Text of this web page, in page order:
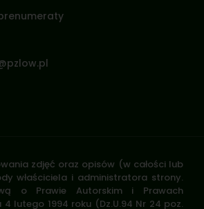
zdjęć oraz opisów (w całości lub
właściciela i administratora strony.
o Prawie Autorskim i Prawach
4 lutego 1994 roku (Dz.U.94 Nr 24 poz.